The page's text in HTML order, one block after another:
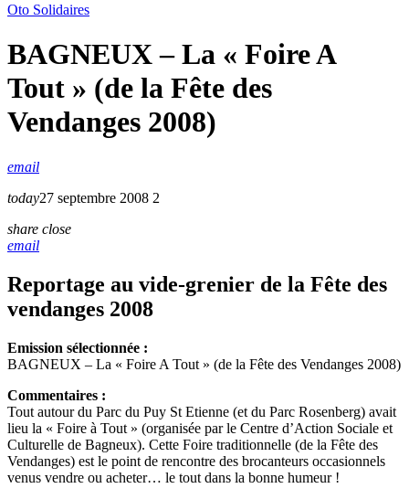
Oto Solidaires
BAGNEUX – La « Foire A
Tout » (de la Fête des
Vendanges 2008)
email
today27 septembre 2008 2
share close
email
Reportage au vide-grenier de la Fête des
vendanges 2008
Emission sélectionnée :
BAGNEUX – La « Foire A Tout » (de la Fête des Vendanges 2008)
Commentaires :
Tout autour du Parc du Puy St Etienne (et du Parc Rosenberg) avait
lieu la « Foire à Tout » (organisée par le Centre d’Action Sociale et
Culturelle de Bagneux). Cette Foire traditionnelle (de la Fête des
Vendanges) est le point de rencontre des brocanteurs occasionnels
venus vendre ou acheter… le tout dans la bonne humeur !